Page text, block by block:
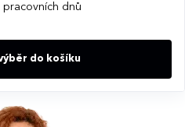
pracovních dnů
do košíku